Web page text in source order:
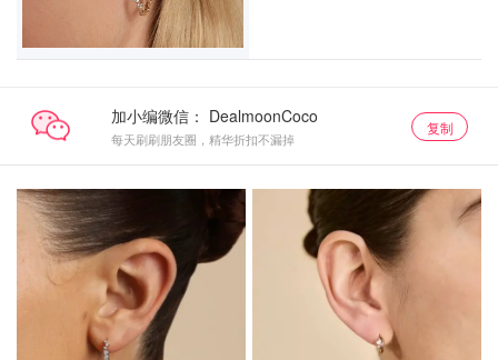
加小编微信：
每天刷刷朋友圈，精华折扣不漏掉
复制